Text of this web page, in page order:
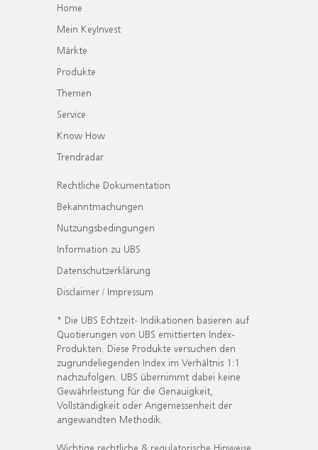
Home
Mein KeyInvest
Märkte
Produkte
Themen
Service
Know How
Trendradar
Rechtliche Dokumentation
Bekanntmachungen
Nutzungsbedingungen
Information zu UBS
Datenschutzerklärung
Disclaimer / Impressum
* Die UBS Echtzeit- Indikationen basieren auf
Quotierungen von UBS emittierten Index-
Produkten. Diese Produkte versuchen den
zugrundeliegenden Index im Verhältnis 1:1
nachzufolgen. UBS übernimmt dabei keine
Gewährleistung für die Genauigkeit,
Vollständigkeit oder Angemessenheit der
angewandten Methodik.